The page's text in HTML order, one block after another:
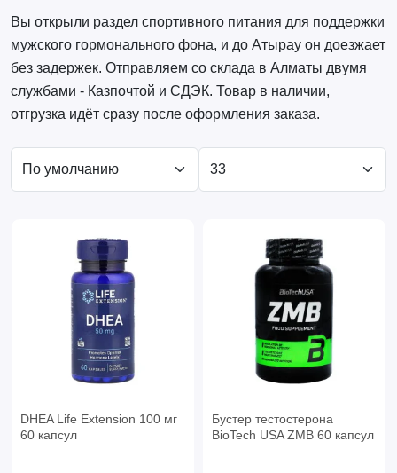
Вы открыли раздел спортивного питания для поддержки
мужского гормонального фона, и до Атырау он доезжает
без задержек. Отправляем со склада в Алматы двумя
службами - Казпочтой и СДЭК. Товар в наличии,
отгрузка идёт сразу после оформления заказа.
DHEA Life Extension 100 мг
60 капсул
Бустер тестостерона
BioTech USA ZMB 60 капсул